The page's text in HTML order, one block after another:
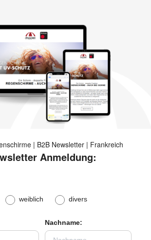
| B2B Newsletter | Frankreich
Anmeldung:
weiblich divers
Nachname: